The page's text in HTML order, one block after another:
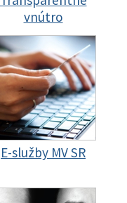
vnútro
E-služby MV SR